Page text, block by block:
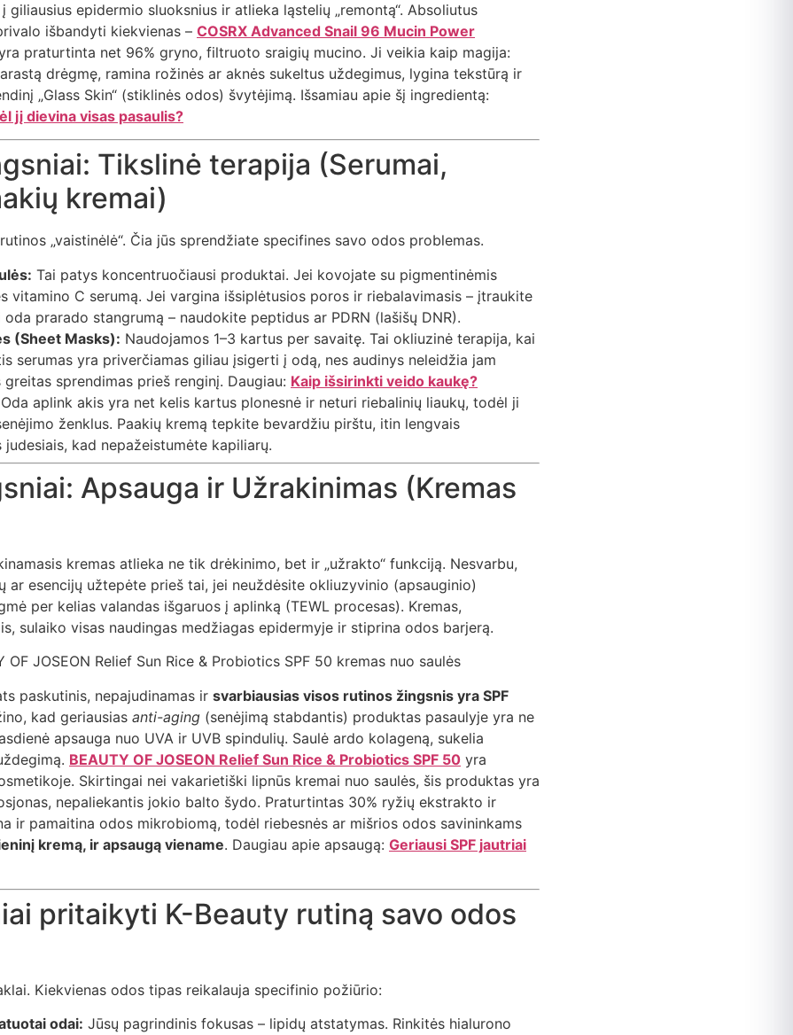
giliausius epidermio sluoksnius ir atlieka ląstelių „remontą“. Absoliutus
išbandyti kiekvienas – COSRX Advanced Snail 96 Mucin Power
praturtinta net 96% gryno, filtruoto sraigių mucino. Ji veikia kaip magija:
drėgmę, ramina rožinės ar aknės sukeltus uždegimus, lygina tekstūrą ir
„Glass Skin“ (stiklinės odos) švytėjimą. Išsamiau apie šį ingredientą:
jį dievina visas pasaulis?
Tikslinė terapija (Serumai,
kremai)
„vaistinėlė“. Čia jūs sprendžiate specifines savo odos problemas.
Tai patys koncentruočiausi produktai. Jei kovojate su pigmentinėmis
vitamino C serumą. Jei vargina išsiplėtusios poros ir riebalavimasis – įtraukite
oda prarado stangrumą – naudokite peptidus ar PDRN (lašišų DNR).
(Sheet Masks): Naudojamos 1–3 kartus per savaitę. Tai okliuzinė terapija, kai
serumas yra priverčiamas giliau įsigerti į odą, nes audinys neleidžia jam
greitas sprendimas prieš renginį. Daugiau: Kaip išsirinkti veido kaukę?
Oda aplink akis yra net kelis kartus plonesnė ir neturi riebalinių liaukų, todėl ji
ženklus. Paakių kremą tepkite bevardžiu pirštu, itin lengvais
judesiais, kad nepažeistumėte kapiliarų.
Apsauga ir Užrakinimas (Kremas
kremas atlieka ne tik drėkinimo, bet ir „užrakto“ funkciją. Nesvarbu,
ar esencijų užtepėte prieš tai, jei neuždėsite okliuzyvinio (apsauginio)
per kelias valandas išgaruos į aplinką (TEWL procesas). Kremas,
sulaiko visas naudingas medžiagas epidermyje ir stiprina odos barjerą.
paskutinis, nepajudinamas ir svarbiausias visos rutinos žingsnis yra SPF
kad geriausias anti-aging (senėjimą stabdantis) produktas pasaulyje yra ne
apsauga nuo UVA ir UVB spindulių. Saulė ardo kolageną, sukelia
BEAUTY OF JOSEON Relief Sun Rice & Probiotics SPF 50 yra
Skirtingai nei vakarietiški lipnūs kremai nuo saulės, šis produktas yra
nepaliekantis jokio balto šydo. Praturtintas 30% ryžių ekstrakto ir
ir pamaitina odos mikrobiomą, todėl riebesnės ar mišrios odos savininkams
kremą, ir apsaugą viename. Daugiau apie apsaugą: Geriausi SPF jautriai
pritaikyti K-Beauty rutiną savo odos
Kiekvienas odos tipas reikalauja specifinio požiūrio:
odai: Jūsų pagrindinis fokusas – lipidų atstatymas. Rinkitės hialurono